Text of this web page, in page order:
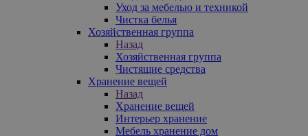
Уход за мебелью и техникой
Чистка белья
Хозяйственная группа
Назад
Хозяйственная группа
Чистящие средства
Хранение вещей
Назад
Хранение вещей
Интерьер хранение
Мебель хранение дом